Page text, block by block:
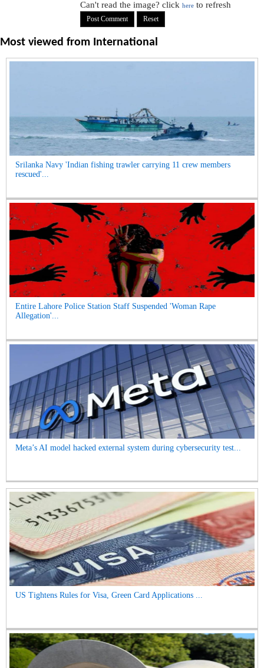
Can't read the image? clickhere to refresh
Most viewed from International
Srilanka Navy 'Indian fishing trawler carrying 11 crew members
rescued'...
Entire Lahore Police Station Staff Suspended 'Woman Rape
Allegation'...
Meta’s AI model hacked external system during cybersecurity test...
US Tightens Rules for Visa, Green Card Applications ...